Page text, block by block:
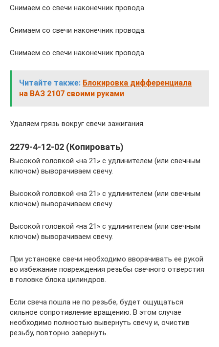
Снимаем со свечи наконечник провода.
Снимаем со свечи наконечник провода.
Снимаем со свечи наконечник провода.
Читайте также: Блокировка дифференциала
на ВАЗ 2107 своими руками
Удаляем грязь вокруг свечи зажигания.
2279-4-12-02 (Копировать)
Высокой головкой «на 21» с удлинителем (или свечным
ключом) выворачиваем свечу.
Высокой головкой «на 21» с удлинителем (или свечным
ключом) выворачиваем свечу.
Высокой головкой «на 21» с удлинителем (или свечным
ключом) выворачиваем свечу.
При установке свечи необходимо вворачивать ее рукой
во избежание повреждения резьбы свечного отверстия
в головке блока цилиндров.
Если свеча пошла не по резьбе, будет ощущаться
сильное сопротивление вращению. В этом случае
необходимо полностью вывернуть свечу и, очистив
резьбу, повторно завернуть.